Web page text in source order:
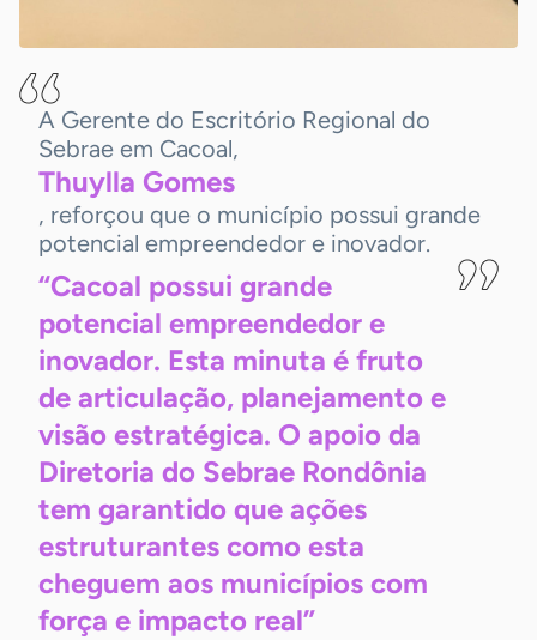
A Gerente do Escritório Regional do
Sebrae em Cacoal,
Thuylla Gomes
, reforçou que o município possui grande
potencial empreendedor e inovador.
“Cacoal possui grande
potencial empreendedor e
inovador. Esta minuta é fruto
de articulação, planejamento e
visão estratégica. O apoio da
Diretoria do Sebrae Rondônia
tem garantido que ações
estruturantes como esta
cheguem aos municípios com
força e impacto real”